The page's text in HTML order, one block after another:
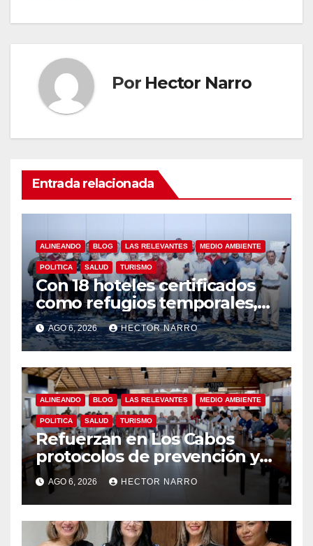
Por Hector Narro
Entrada relacionada
ALINEANDO BLOG LAS RELEVANTES MEDIO AMBIENTE
POLITICA SALUD TURISMO
Con 18 hoteles certificados
como refugios temporales,
Gobierno de Los Cabos
refuerza la prevención y
garantiza un destino seguro
AGO 6, 2026 HECTOR NARRO
ALINEANDO BLOG LAS RELEVANTES MEDIO AMBIENTE
POLITICA SALUD TURISMO
Refuerzan en Los Cabos
protocolos de prevención y
rescate en playas ante oleaje
y temporada de ciclones
AGO 6, 2026 HECTOR NARRO